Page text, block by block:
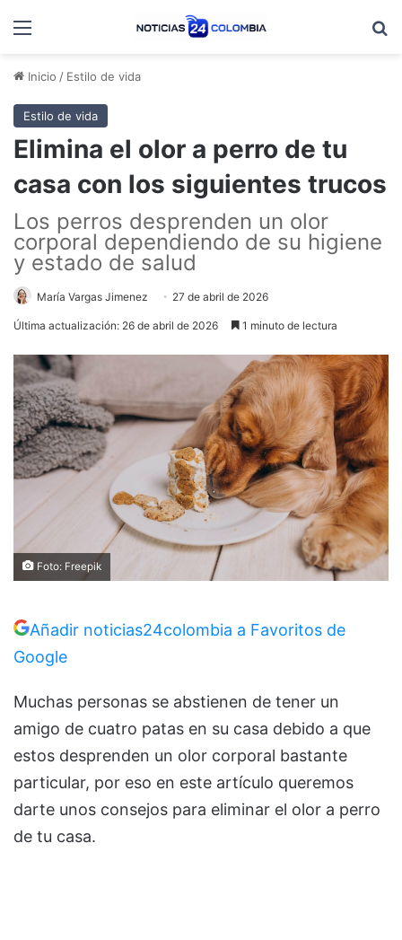
Menú
Inicio / Estilo de vida
Estilo de vida
Elimina el olor a perro de tu
casa con los siguientes trucos
Los perros desprenden un olor
corporal dependiendo de su higiene
y estado de salud
María Vargas Jimenez 27 de abril de 2026
Última actualización: 26 de abril de 2026 1 minuto de lectura
Foto: Freepik
Añadir noticias24colombia a Favoritos de
Google
Muchas personas se abstienen de tener un
amigo de cuatro patas en su casa debido a que
estos desprenden un olor corporal bastante
particular, por eso en este artículo queremos
darte unos consejos para eliminar el olor a perro
de tu casa.